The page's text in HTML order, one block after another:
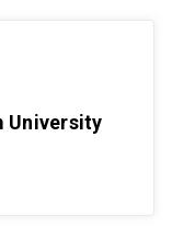
University